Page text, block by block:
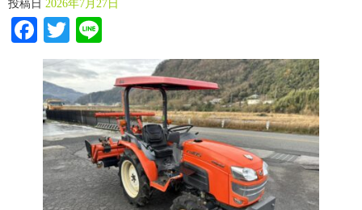
投稿日 2026年7月27日
Facebook
Twitter